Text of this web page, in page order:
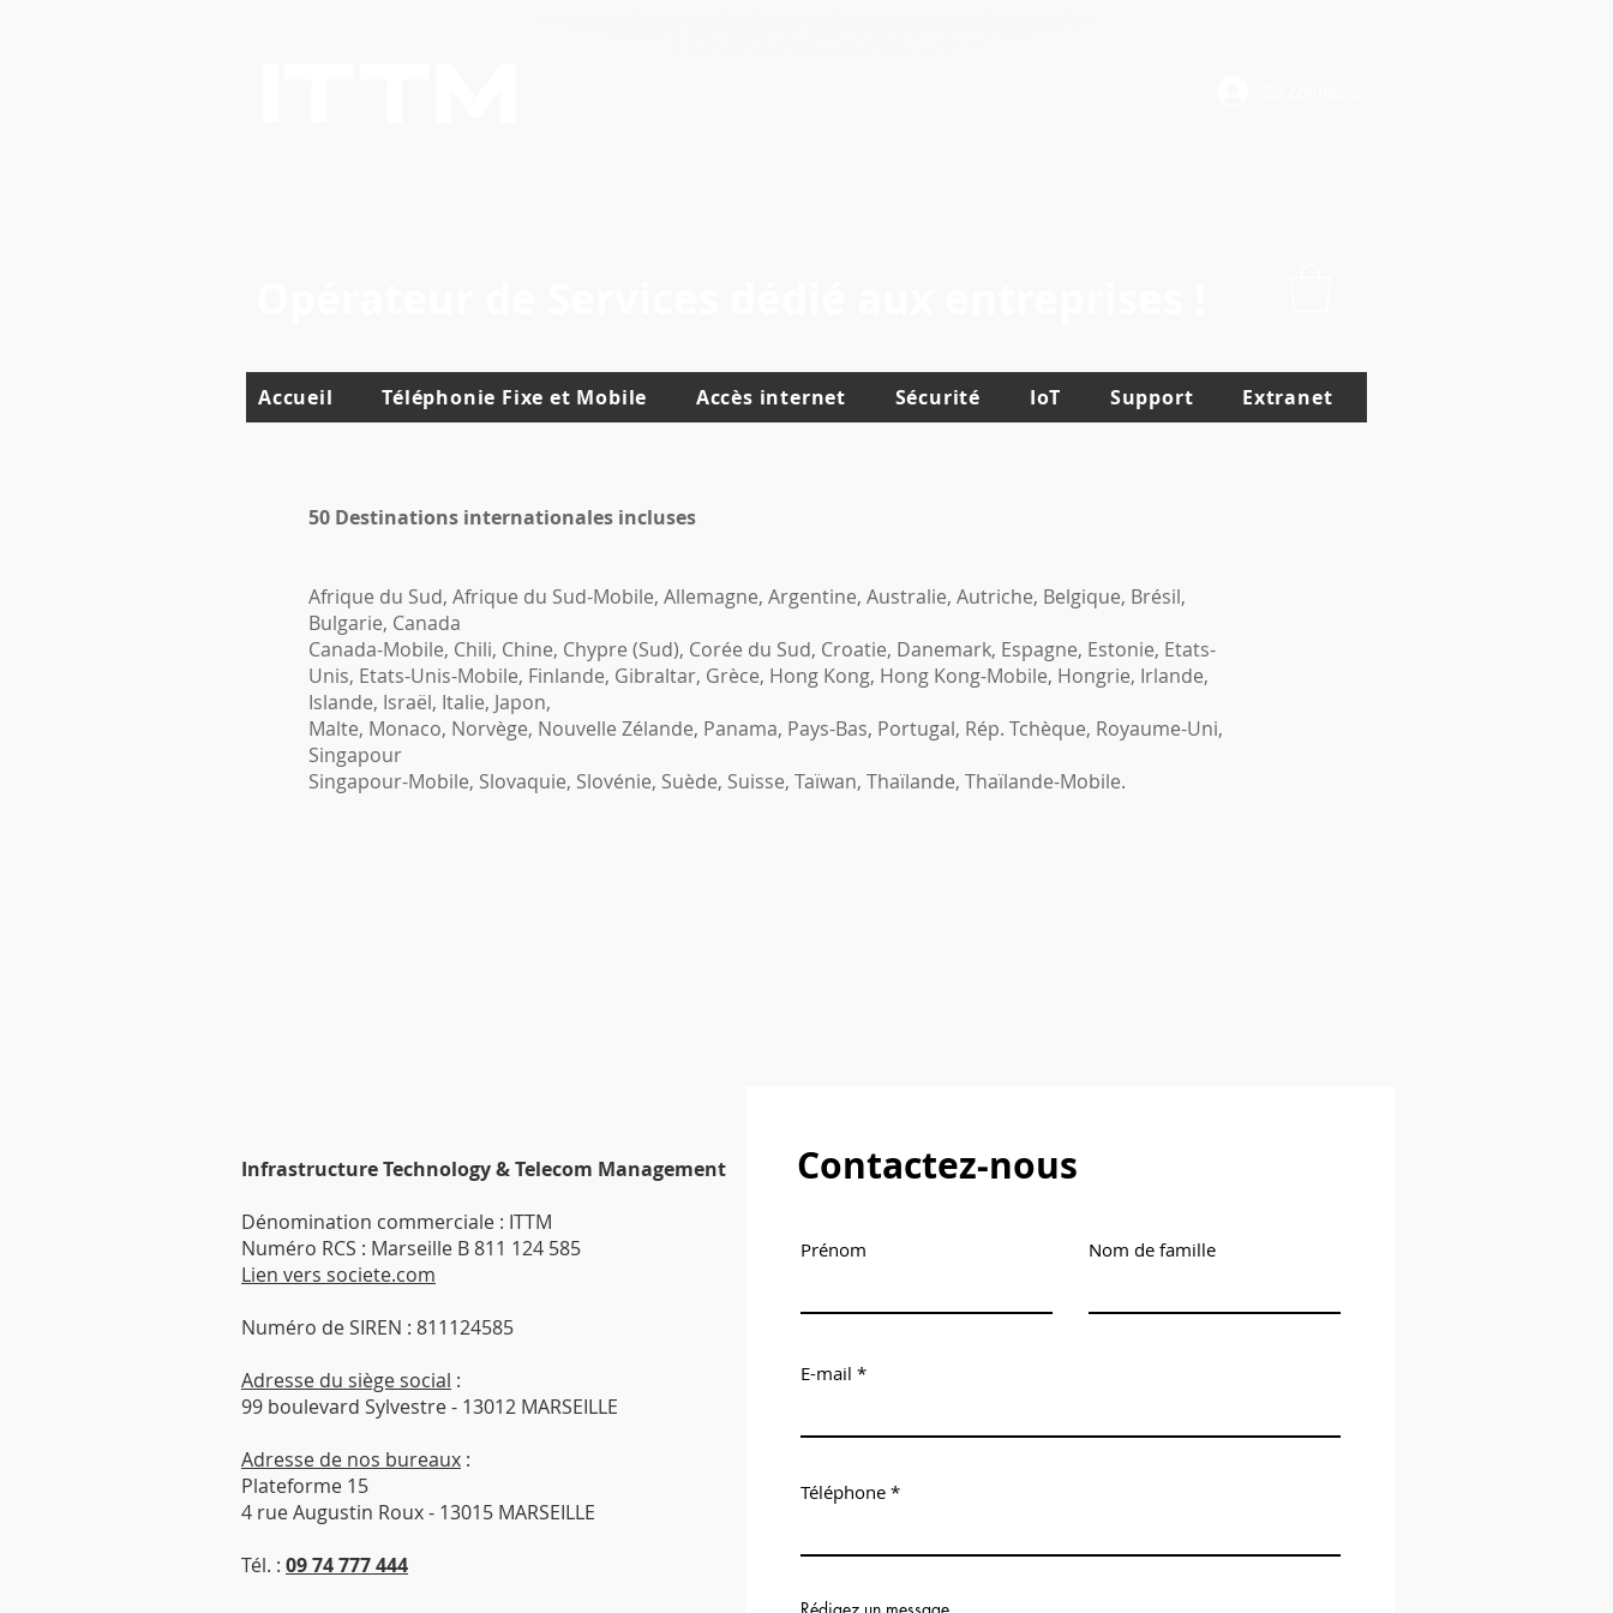
Accueil Téléphonie Fixe et Mobile Accès internet Sécurité IoT Support Extranet
50 Destinations internationales incluses
Afrique du Sud, Afrique du Sud-Mobile, Allemagne, Argentine, Australie, Autriche, Belgique, Brésil,
Bulgarie, Canada
Canada-Mobile, Chili, Chine, Chypre (Sud), Corée du Sud, Croatie, Danemark, Espagne, Estonie, Etats-
Unis, Etats-Unis-Mobile, Finlande, Gibraltar, Grèce, Hong Kong, Hong Kong-Mobile, Hongrie, Irlande,
Islande, Israël, Italie, Japon,
Malte, Monaco, Norvège, Nouvelle Zélande, Panama, Pays-Bas, Portugal, Rép. Tchèque, Royaume-Uni,
Singapour
Singapour-Mobile, Slovaquie, Slovénie, Suède, Suisse, Taïwan, Thaïlande, Thaïlande-Mobile.
Infrastructure Technology & Telecom Management
Dénomination commerciale : ITTM
Numéro RCS : Marseille B 811 124 585
Lien vers societe.com
Numéro de SIREN : 811124585
Adresse du siège social :
99 boulevard Sylvestre - 13012 MARSEILLE
Adresse de nos bureaux :
Plateforme 15
4 rue Augustin Roux - 13015 MARSEILLE
Tél. : 09 74 777 444
Contactez-nous
Prénom Nom de famille
E-mail
Téléphone